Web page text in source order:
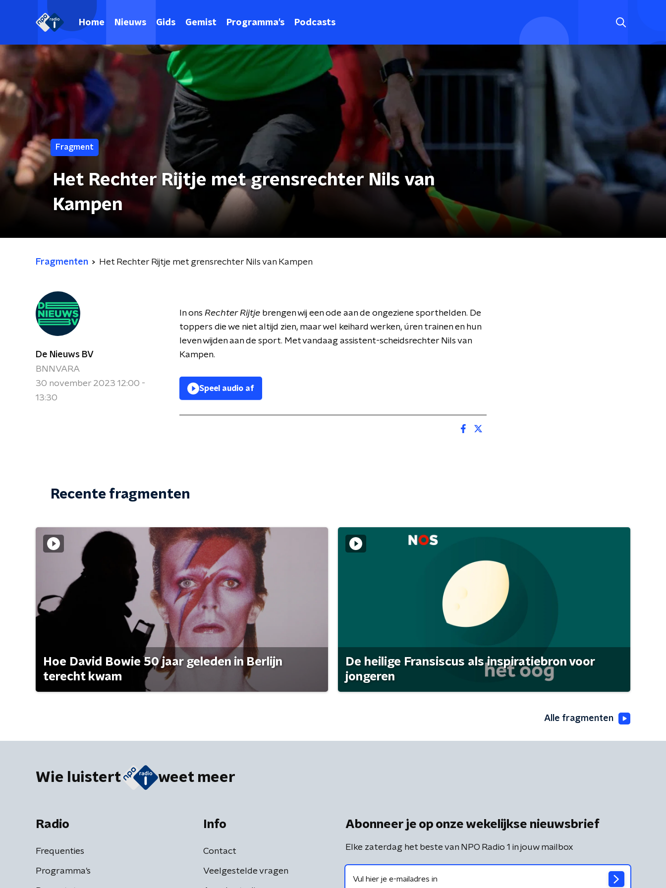
Home Nieuws Gids Gemist Programma's Podcasts
Fragment
Het Rechter Rijtje met grensrechter Nils van
Kampen
Fragmenten Het Rechter Rijtje met grensrechter Nils van Kampen
De Nieuws BV
BNNVARA
30 november 2023 12:00 -
13:30
In ons Rechter Rijtje brengen wij een ode aan de ongeziene sporthelden. De
toppers die we niet altijd zien, maar wel keihard werken, úren trainen en hun
leven wijden aan de sport. Met vandaag assistent-scheidsrechter Nils van
Kampen.
Speel audio af
Recente fragmenten
Hoe David Bowie 50 jaar geleden in Berlijn
terecht kwam
De heilige Fransiscus als inspiratiebron voor
jongeren
Alle fragmenten
Wie luistert weet meer
Radio
Frequenties
Programma's
Info
Contact
Veelgestelde vragen
Abonneer je op onze wekelijkse nieuwsbrief
Elke zaterdag het beste van NPO Radio 1 in jouw mailbox